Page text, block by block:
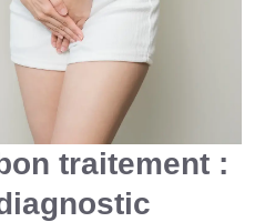
traitement :